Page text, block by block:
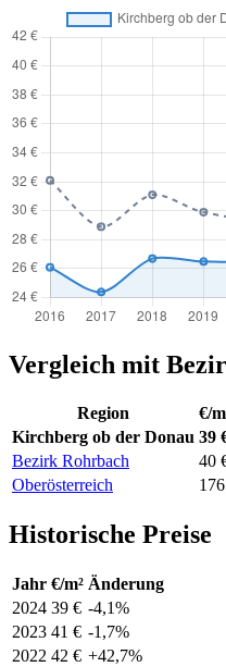
Vergleich mit
Region €/
Kirchberg ob der Donau 39
Bezirk Rohrbach
40
Oberösterreich
Historische Preise
Jahr €/m² Änderung
2024 39 € -4,1%
2023 41 € -1,7%
2022 42 € +42,7%